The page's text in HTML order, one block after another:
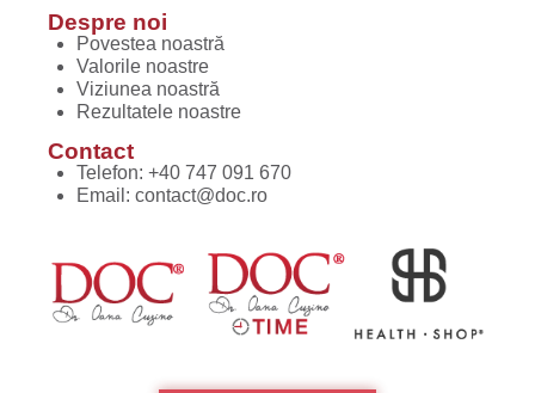
Despre noi
Povestea noastră
Valorile noastre
Viziunea noastră
Rezultatele noastre
Contact
Telefon: +40 747 091 670
Email: contact@doc.ro